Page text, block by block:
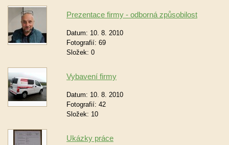
Prezentace firmy - odborná způsobilost
Datum: 10. 8. 2010
Fotografií: 69
Složek: 0
Vybavení firmy
Datum: 10. 8. 2010
Fotografií: 42
Složek: 10
Ukázky práce